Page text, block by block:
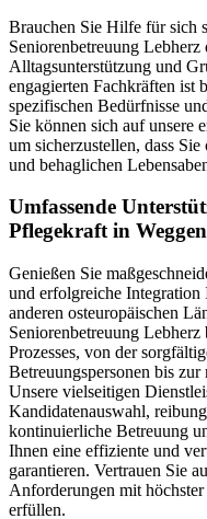
Brauchen Sie Hilfe für sich
Seniorenbetreuung
Alltagsunterstützung und
engagierten Fachkräften ist
spezifischen Bedürfnisse
Sie können sich auf unsere
um sicherzustellen, dass
und behaglichen
Umfassende
Pflegekraft in
Genießen Sie
und erfolgreiche Integration
anderen osteuropäischen
Seniorenbetreuung
Prozesses, von der
Betreuungspersonen bis
Unsere vielseitigen
Kandidatenauswahl,
kontinuierliche Betreuung
Ihnen eine effiziente und
garantieren. Vertrauen Sie
Anforderungen mit
erfüllen.